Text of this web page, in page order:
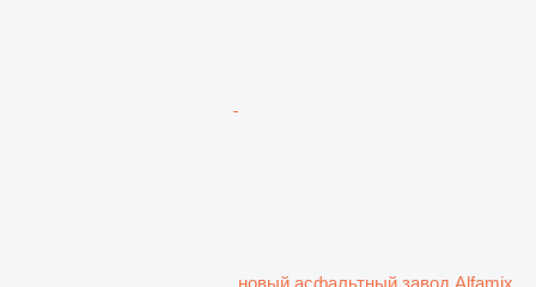
новый асфальтный завод Alfamix